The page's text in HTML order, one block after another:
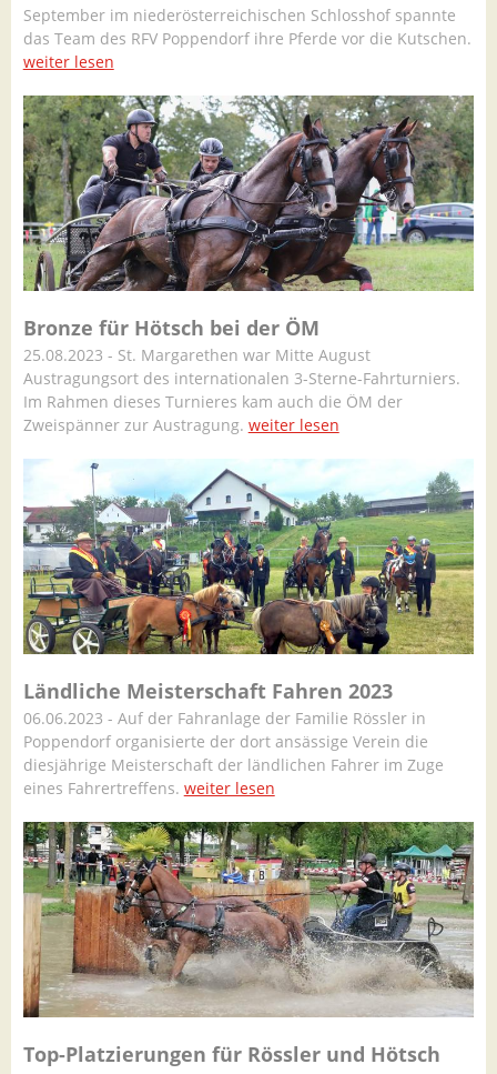
September im niederösterreichischen Schlosshof spannte
das Team des RFV Poppendorf ihre Pferde vor die Kutschen.
weiter lesen
Bronze für Hötsch bei der ÖM
25.08.2023 - St. Margarethen war Mitte August
Austragungsort des internationalen 3-Sterne-Fahrturniers.
Im Rahmen dieses Turnieres kam auch die ÖM der
Zweispänner zur Austragung. weiter lesen
Ländliche Meisterschaft Fahren 2023
06.06.2023 - Auf der Fahranlage der Familie Rössler in
Poppendorf organisierte der dort ansässige Verein die
diesjährige Meisterschaft der ländlichen Fahrer im Zuge
eines Fahrertreffens. weiter lesen
Top-Platzierungen für Rössler und Hötsch